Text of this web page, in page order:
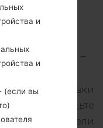
-
2016
J710MN
→
прошивки
но не забудьте
номер модели
и
и
(если вы